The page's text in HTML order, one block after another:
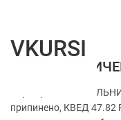
ФОП
Перевірка ФОП
припинено, КВЕД 47.82
VKURSI